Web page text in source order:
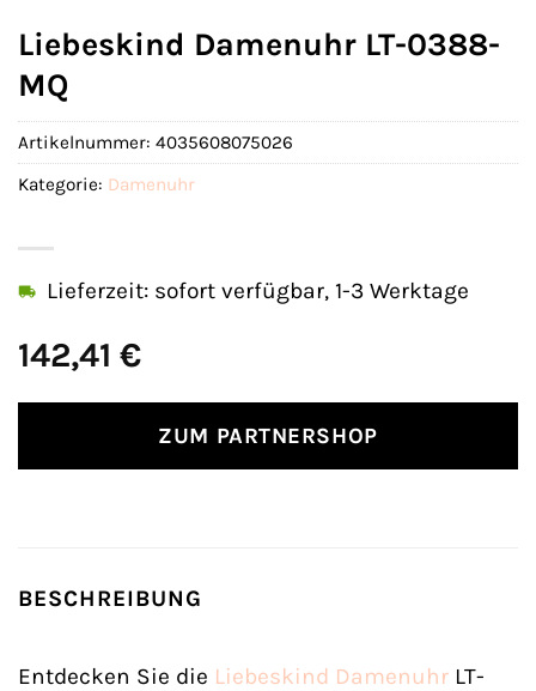
Liebeskind Damenuhr LT-0388-
MQ
142,41 €
Lieferzeit: sofort verfügbar, 1-3 Werktage
ZUM PARTNERSHOP
Artikelnummer: 4035608075026
Kategorie: Damenuhr
BESCHREIBUNG
Entdecken Sie die Liebeskind Damenuhr LT-